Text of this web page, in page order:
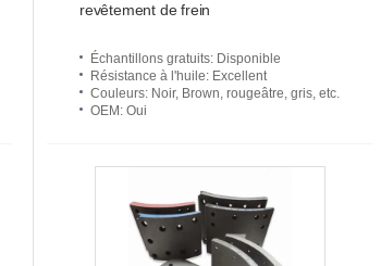
revêtement de frein
Échantillons gratuits: Disponible
Résistance à l'huile: Excellent
Couleurs: Noir, Brown, rougeâtre, gris, etc.
OEM : Oui